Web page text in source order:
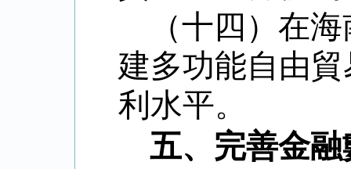
（十四）在
建多功能自由
利水平。
五、完善金